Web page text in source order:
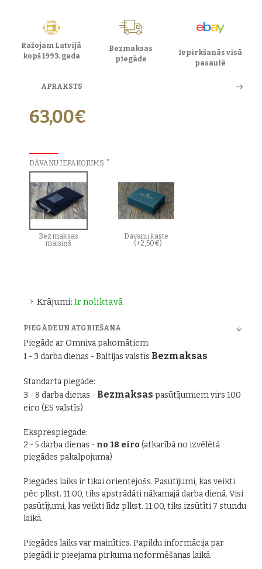
Ražojam Latvijā
kopš 1993. gada
Bezmaksas
piegāde
Iepirkšanās visā
pasaulē
APRAKSTS
Krājumi: Ir noliktavā
63,00€
DĀVANU IEPAKOJUMS
Bez maksas
maisiņš
Dāvanu kaste
(+2,50€)
PIEGĀDE UN ATGRIEŠANA
Piegāde ar Omniva pakomātiem:
1 - 3 darba dienas - Baltijas valstīs Bezmaksas
Standarta piegāde:
3 - 8 darba dienas - Bezmaksas pasūtījumiem virs 100
eiro (ES valstīs)
Eksprespiegāde:
2 - 5 darba dienas - no 18 eiro (atkarībā no izvēlētā
piegādes pakalpojuma)
Piegādes laiks ir tikai orientējošs. Pasūtījumi, kas veikti
pēc plkst. 11:00, tiks apstrādāti nākamajā darba dienā. Visi
pasūtījumi, kas veikti līdz plkst. 11:00, tiks izsūtīti 7 stundu
laikā.
Piegādes laiks var mainīties. Papildu informācija par
piegādi ir pieejama pirkuma noformēšanas laikā.